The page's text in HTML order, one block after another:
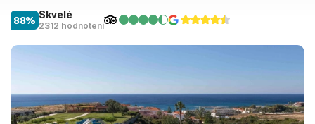
Skvelé
2312 hodnotení
88%